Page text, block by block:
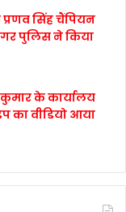
सिंह चैंपियन
पुलिस ने किया
के कार्यालय
का वीडियो आया